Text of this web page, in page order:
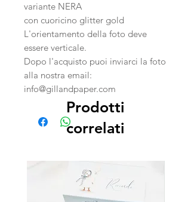
variante NERA
con cuoricino glitter gold
L'orientamento della foto deve
essere verticale.
Dopo l'acquisto puoi inviarci la foto
alla nostra email:
info@gillandpaper.com
Prodotti
correlati